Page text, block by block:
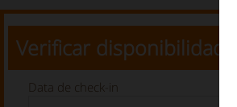
Verificar disponibilidade
Data de check-in